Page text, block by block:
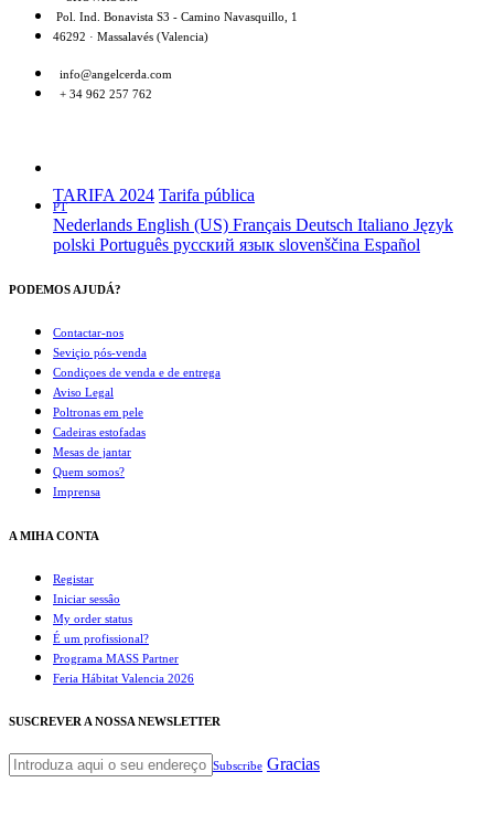
Pol. Ind. Bonavista S3 - Camino Navasquillo, 1
46292 · Massalavés (Valencia)
info@angelcerda.com
+ 34 962 257 762
TARIFA 2024 Tarifa pública
PT
Nederlands English (US) Français Deutsch Italiano Język
polski Português русский язык slovenščina Español
PODEMOS AJUDÁ?
Contactar-nos
Seviçio pós-venda
Condiçoes de venda e de entrega
Aviso Legal
Poltronas em pele
Cadeiras estofadas
Mesas de jantar
Quem somos?
Imprensa
A MIHA CONTA
Registar
Iniciar sessâo
My order status
É um profissional?
Programa MASS Partner
Feria Hábitat Valencia 2026
SUSCREVER A NOSSA NEWSLETTER
Subscribe Gracias